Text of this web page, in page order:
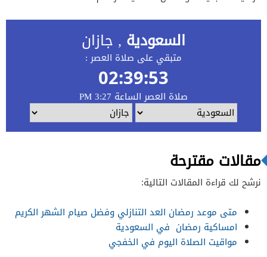
مقالات مقترحة
نرشح لك قراءة المقالات التالية:
متى موعد رمضان العد التنازلي وفضل صيام الشهر الكريم
امساكية رمضان في السعودية
مواقيت الصلاة اليوم في الخفجي